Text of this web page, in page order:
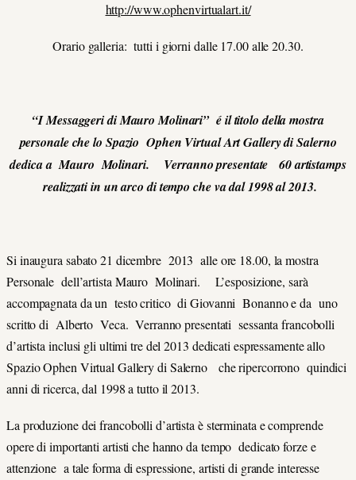
http://www.ophenvirtualart.it/
Orario galleria: tutti i giorni dalle 17.00 alle 20.30.
“I Messaggeri di Mauro Molinari” é il titolo della mostra
personale che lo Spazio Ophen Virtual Art Gallery di Salerno
dedica a Mauro Molinari. Verranno presentate 60 artistamps
realizzati in un arco di tempo che va dal 1998 al 2013.
Si inaugura sabato 21 dicembre 2013 alle ore 18.00, la mostra
Personale dell’artista Mauro Molinari. L’esposizione, sarà
accompagnata da un testo critico di Giovanni Bonanno e da uno
scritto di Alberto Veca. Verranno presentati sessanta francobolli
d’artista inclusi gli ultimi tre del 2013 dedicati espressamente allo
Spazio Ophen Virtual Gallery di Salerno che ripercorrono quindici
anni di ricerca, dal 1998 a tutto il 2013.
La produzione dei francobolli d’artista è sterminata e comprende
opere di importanti artisti che hanno da tempo dedicato forze e
attenzione a tale forma di espressione, artisti di grande interesse